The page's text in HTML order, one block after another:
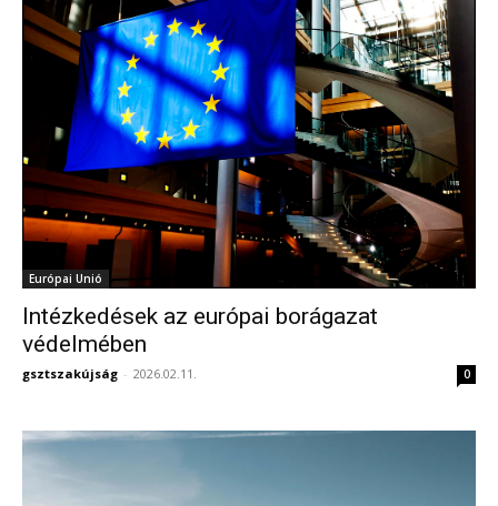
Európai Unió
Intézkedések az európai borágazat
védelmében
gsztszakújság - 2026.02.11. 0